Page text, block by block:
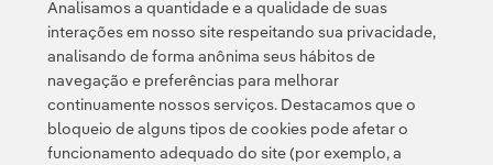
Política de Privacidade Informação legal
Transparência no uso da IA Política de cookies Configuração de cookies
Analisamos a quantidade e a qualidade de suas
interações em nosso site respeitando sua privacidade,
analisando de forma anônima seus hábitos de
navegação e preferências para melhorar
continuamente nossos serviços. Destacamos que o
bloqueio de alguns tipos de cookies pode afetar o
funcionamento adequado do site (por exemplo, a